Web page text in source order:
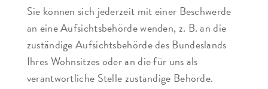
Sie können sich jederzeit mit einer Beschwerde
an eine Aufsichtsbehörde wenden, z. B. an die
zuständige Aufsichtsbehörde des Bundeslands
Ihres Wohnsitzes oder an die für uns als
verantwortliche Stelle zuständige Behörde.